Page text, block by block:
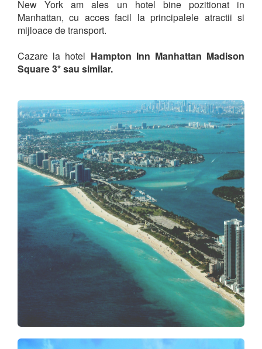
New York am ales un hotel bine pozitionat in
Manhattan, cu acces facil la principalele atractii si
mijloace de transport.
Cazare la hotel Hampton Inn Manhattan Madison
Square 3* sau similar.